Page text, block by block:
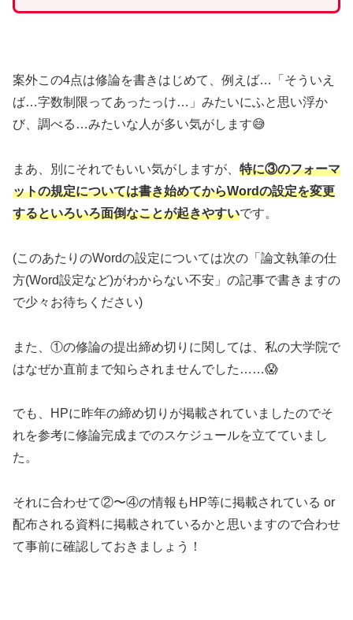
案外この4点は修論を書きはじめて、例えば…「そういえ
ば…字数制限ってあったっけ…」みたいにふと思い浮か
び、調べる…みたいな人が多い気がします😅
まあ、別にそれでもいい気がしますが、 特に③のフォーマ
ットの規定については書き始めてからWordの設定を変更
するといろいろ面倒なことが起きやすいです。
(このあたりのWordの設定については次の「論文執筆の仕
方(Word設定など)がわからない不安」の記事で書きますの
で少々お待ちください)
また、①の修論の提出締め切りに関しては、私の大学院で
はなぜか直前まで知らされませんでした……😱
でも、HPに昨年の締め切りが掲載されていましたのでそ
れを参考に修論完成までのスケジュールを立てていまし
た。
それに合わせて②〜④の情報もHP等に掲載されている or
配布される資料に掲載されているかと思いますので合わせ
て事前に確認しておきましょう！